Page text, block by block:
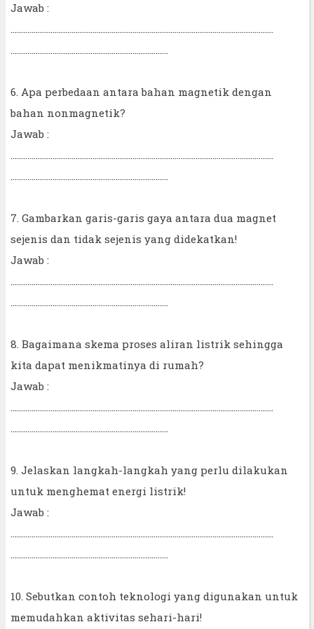
Jawab :
……………………………………………………………………………………………………………..
…………………………………………………………………
6. Apa perbedaan antara bahan magnetik dengan
bahan nonmagnetik?
Jawab :
……………………………………………………………………………………………………………..
…………………………………………………………………
7. Gambarkan garis-garis gaya antara dua magnet
sejenis dan tidak sejenis yang didekatkan!
Jawab :
……………………………………………………………………………………………………………..
…………………………………………………………………
8. Bagaimana skema proses aliran listrik sehingga
kita dapat menikmatinya di rumah?
Jawab :
……………………………………………………………………………………………………………..
…………………………………………………………………
9. Jelaskan langkah-langkah yang perlu dilakukan
untuk menghemat energi listrik!
Jawab :
……………………………………………………………………………………………………………..
…………………………………………………………………
10. Sebutkan contoh teknologi yang digunakan untuk
memudahkan aktivitas sehari-hari!